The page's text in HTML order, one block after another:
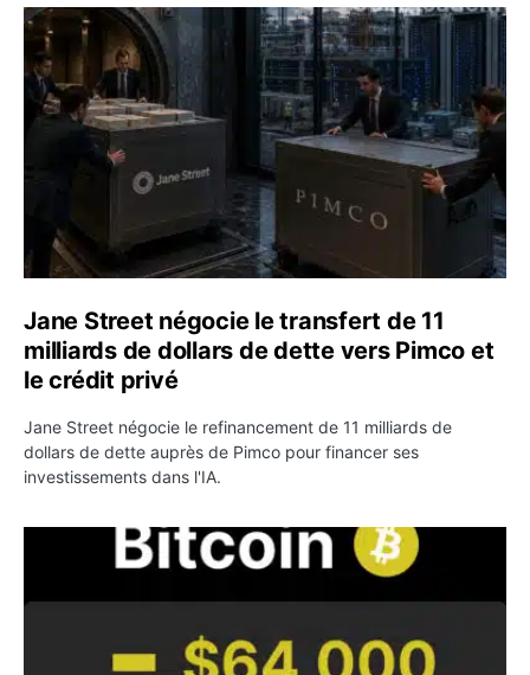
Jane Street négocie le transfert de 11 milliards de
Jane Street négocie le transfert de 11
milliards de dollars de dette vers Pimco et
le crédit privé
Jane Street négocie le refinancement de 11 milliards de
dollars de dette auprès de Pimco pour financer ses
investissements dans l'IA.
Bitcoin stagne à 64 000 dollars pendant que les